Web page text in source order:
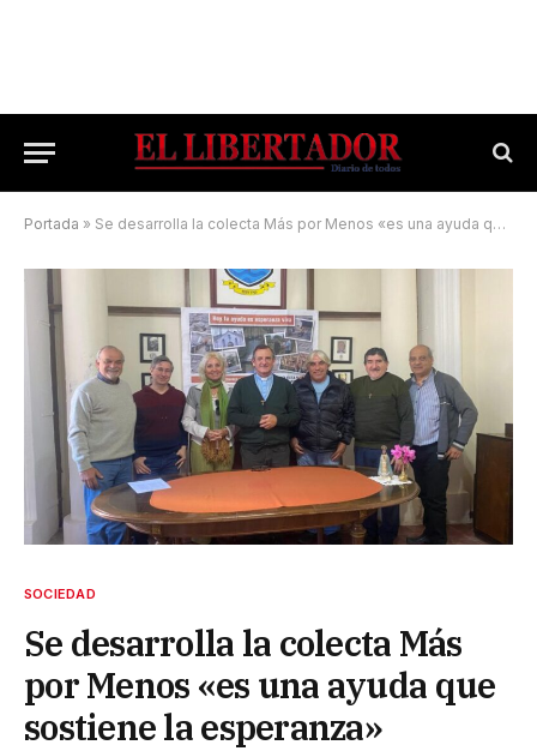
Portada » Se desarrolla la colecta Más por Menos «es una ayuda que sostiene la esperanza»
SOCIEDAD
Se desarrolla la colecta Más
por Menos «es una ayuda que
sostiene la esperanza»